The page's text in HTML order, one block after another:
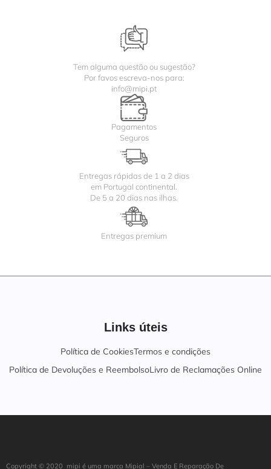
Tem alguma questão ou sugestão?
Por favos escreva-nos para:
info@mipi.pt
Pagamentos
Seguros
Entregas rápidas de 1 a 2 dias
em Portugal continental.
De 5 a 20 dias nas ilhas.
Entregas premium
Links úteis
Política de CookiesTermos e condições
Política de Devoluções e ReembolsoLivro de Reclamações Online
Copyright © 2020 mipi é uma marca Mipial – Venda E Reparação De